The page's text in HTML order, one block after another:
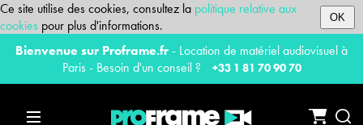
Ce site utilise des cookies, consultez la politique relative aux
cookies pour plus d'informations. OK
Bienvenue sur Proframe.fr- Location de matériel audiovisuel à
Paris - Besoin d'un conseil ?
+33 1 81 70 90 70